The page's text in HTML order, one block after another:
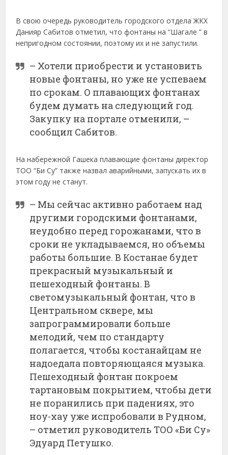
В свою очередь руководитель городского отдела ЖКХ
Данияр Сабитов отметил, что фонтаны на “Шагале ” в
непригодном состоянии, поэтому их и не запустили.
– Хотели приобрести и установить
новые фонтаны, но уже не успеваем
по срокам. О плавающих фонтанах
будем думать на следующий год.
Закупку на портале отменили, –
сообщил Сабитов.
На набережной Гашека плавающие фонтаны директор
ТОО “Би Су” также назвал аварийными, запускать их в
этом году не станут.
– Мы сейчас активно работаем над
другими городскими фонтанами,
неудобно перед горожанами, что в
сроки не укладываемся, но объемы
работы большие. В Костанае будет
прекрасный музыкальный и
пешеходный фонтаны. В
светомузыкальный фонтан, что в
Центральном сквере, мы
запрограммировали больше
мелодий, чем по стандарту
полагается, чтобы костанайцам не
надоедала повторяющаяся музыка.
Пешеходный фонтан покроем
тартановым покрытием, чтобы дети
не поранились при падениях, это
ноу-хау уже испробовали в Рудном,
– отметил руководитель ТОО «Би Су»
Эдуард Петушко.